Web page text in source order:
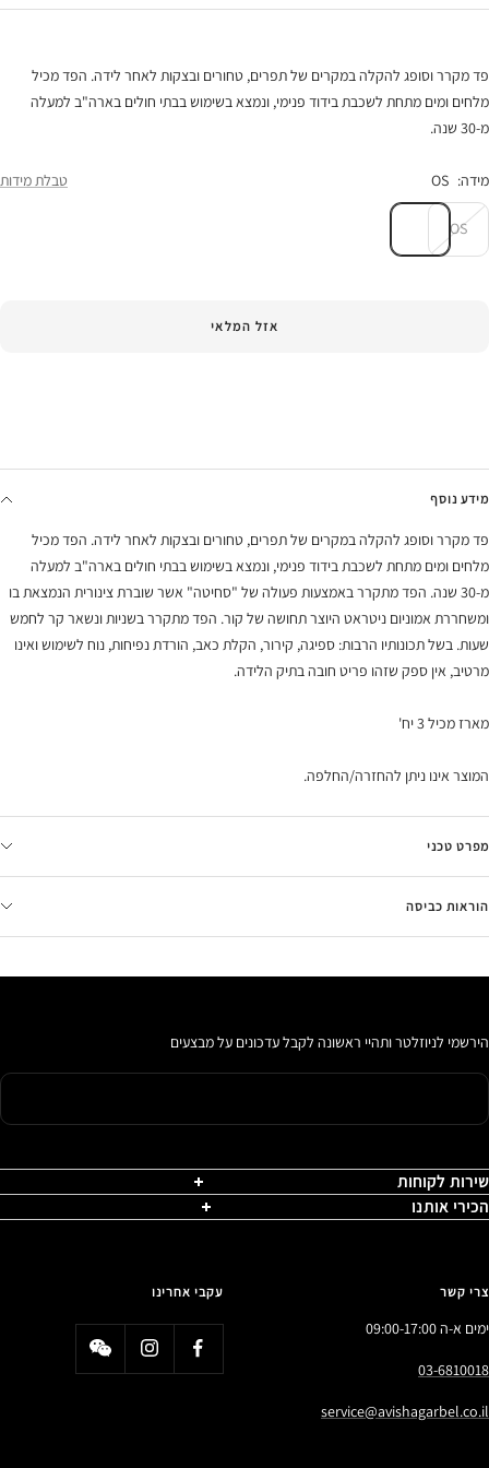
פד מקרר וסופג להקלה במקרים של תפרים, טחורים ובצקות לאחר לידה. הפד מכיל
מלחים ומים מתחת לשכבת בידוד פנימי, ונמצא בשימוש בבתי חולים בארה"ב למעלה
מ-30 שנה.
מידה: OS טבלת מידות
OS
אזל המלאי
מידע נוסף
פד מקרר וסופג להקלה במקרים של תפרים, טחורים ובצקות לאחר לידה. הפד מכיל
מלחים ומים מתחת לשכבת בידוד פנימי, ונמצא בשימוש בבתי חולים בארה"ב למעלה
מ-30 שנה. הפד מתקרר באמצעות פעולה של "סחיטה" אשר שוברת צינורית הנמצאת בו
ומשחררת אמוניום ניטראט היוצר תחושה של קור. הפד מתקרר בשניות ונשאר קר לחמש
שעות. בשל תכונותיו הרבות: ספיגה, קירור, הקלת כאב, הורדת נפיחות, נוח לשימוש ואינו
מרטיב, אין ספק שזהו פריט חובה בתיק הלידה.
מארז מכיל 3 יח'
המוצר אינו ניתן להחזרה/החלפה.
מפרט טכני
הוראות כביסה
הירשמי לניוזלטר ותהיי ראשונה לקבל עדכונים על מבצעים
שירות לקוחות
הכירי אותנו
צרי קשר
ימים א-ה 09:00-17:00
03-6810018
service@avishagarbel.co.il
עקבי אחרינו